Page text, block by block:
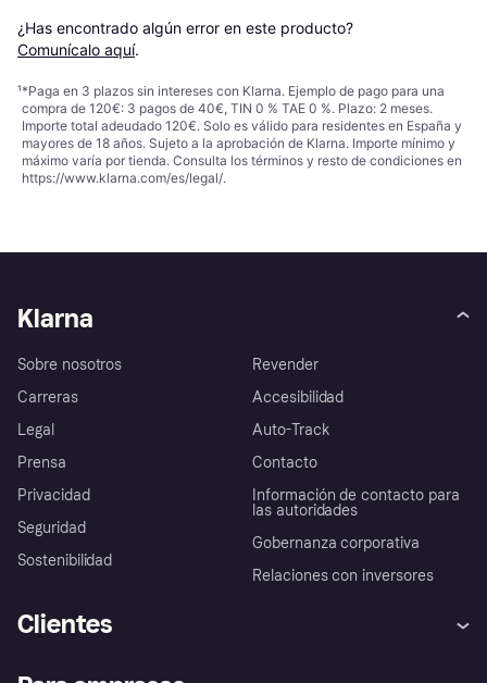
¿Has encontrado algún error en este producto?
Comunícalo aquí.
¹*Paga en 3 plazos sin intereses con Klarna. Ejemplo de pago para una
compra de 120€: 3 pagos de 40€, TIN 0 % TAE 0 %. Plazo: 2 meses.
Importe total adeudado 120€. Solo es válido para residentes en España y
mayores de 18 años. Sujeto a la aprobación de Klarna. Importe mínimo y
máximo varía por tienda. Consulta los términos y resto de condiciones en
https://www.klarna.com/es/legal/.
Klarna
Sobre nosotros
Carreras
Legal
Prensa
Privacidad
Seguridad
Sostenibilidad
Revender
Accesibilidad
Auto-Track
Contacto
Información de contacto para
las autoridades
Gobernanza corporativa
Relaciones con inversores
Clientes